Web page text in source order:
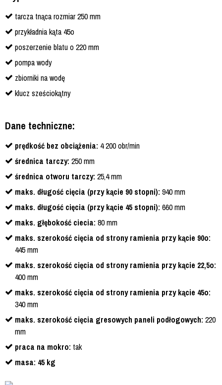
tarcza tnąca rozmiar 250 mm
przykładnia kąta 45o
poszerzenie blatu o 220 mm
pompa wody
zbiorniki na wodę
klucz sześciokątny
Dane techniczne:
prędkość bez obciążenia: 4 200 obr/min
średnica tarczy: 250 mm
średnica otworu tarczy: 25,4 mm
maks. długość cięcia (przy kącie 90 stopni): 940 mm
maks. długość cięcia (przy kącie 45 stopni): 660 mm
maks. głębokość ciecia: 80 mm
maks. szerokość cięcia od strony ramienia przy kącie 90o:
445 mm
maks. szerokość cięcia od strony ramienia przy kącie 22,5o:
400 mm
maks. szerokość cięcia od strony ramienia przy kącie 45o:
340 mm
maks. szerokość cięcia gresowych paneli podłogowych: 220
mm
praca na mokro: tak
masa: 45 kg